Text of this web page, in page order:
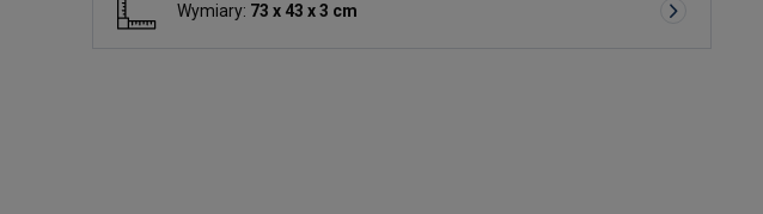
Wymiary: 73 x 43 x 3 cm